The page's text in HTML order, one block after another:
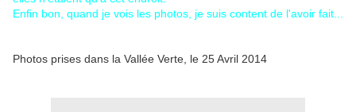
Enfin bon, quand je vois les photos, je suis content de l'avoir fait...
Photos prises dans la Vallée Verte, le 25 Avril 2014